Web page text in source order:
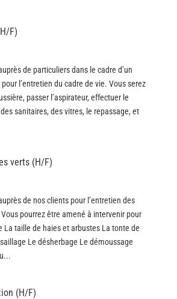
F)
de particuliers dans le cadre d’un
l’entretien du cadre de vie. Vous serez
passer l’aspirateur, effectuer le
sanitaires, des vitres, le repassage, et
verts (H/F)
de nos clients pour l’entretien des
pourrez être amené à intervenir pour
La taille de haies et arbustes La tonte de
Le désherbage Le démoussage
(H/F)